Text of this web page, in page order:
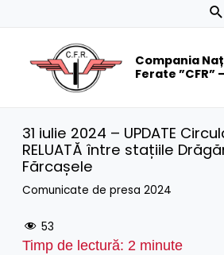
Compania
Ferate ”CFR”
31 iulie 2024 – UPDATE
RELUATĂ între stațiile
Fărcașele
Comunicate de presa 2024
53
Timp de lectură: 2 minute